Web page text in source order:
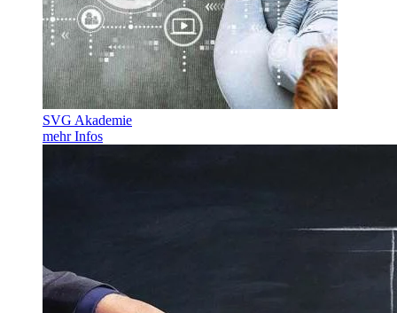
SVG Akademie
mehr Infos